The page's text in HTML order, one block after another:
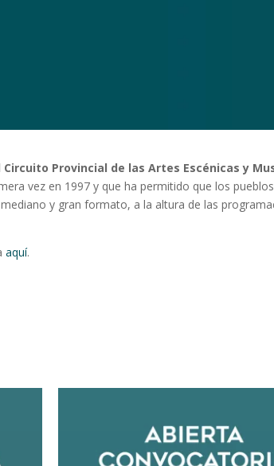
Circuito Provincial de las Artes Escénicas y
vez en 1997 y que ha permitido que los
y gran formato, a la altura de las
aquí.